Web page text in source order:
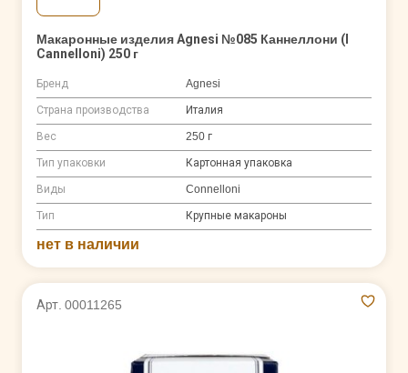
Макаронные изделия Agnesi №085 Каннеллони (I
Cannelloni) 250 г
Бренд Agnesi
Страна производства Италия
Вес 250 г
Тип упаковки Картонная упаковка
Виды Connelloni
Тип Крупные макароны
нет в наличии
Арт. 00011265